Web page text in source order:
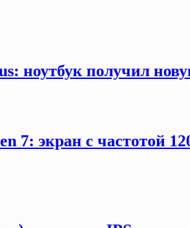
ноутбук получил
7: экран с частотой